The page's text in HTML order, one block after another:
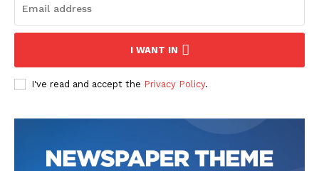
I WANT IN
I've read and accept the Privacy Policy.